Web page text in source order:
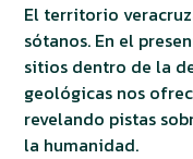
El territorio
sótanos. En el
sitios dentro de la
geológicas nos
revelando pistas
la humanidad.